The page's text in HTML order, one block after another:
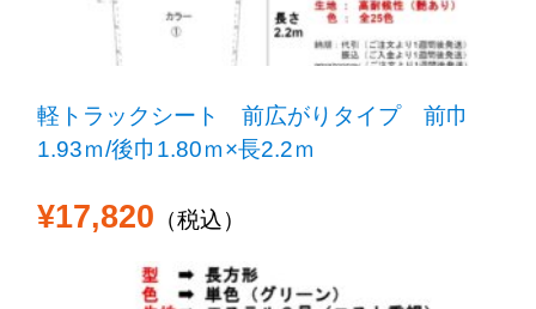
軽トラックシート 前広がりタイプ 前巾
1.93ｍ/後巾1.80ｍ×長2.2ｍ
¥17,820 （税込）